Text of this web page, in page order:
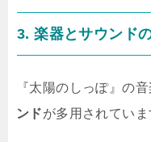
3.楽器とサウンド
『太陽のしっぽ』の音
ンドが多用されていま